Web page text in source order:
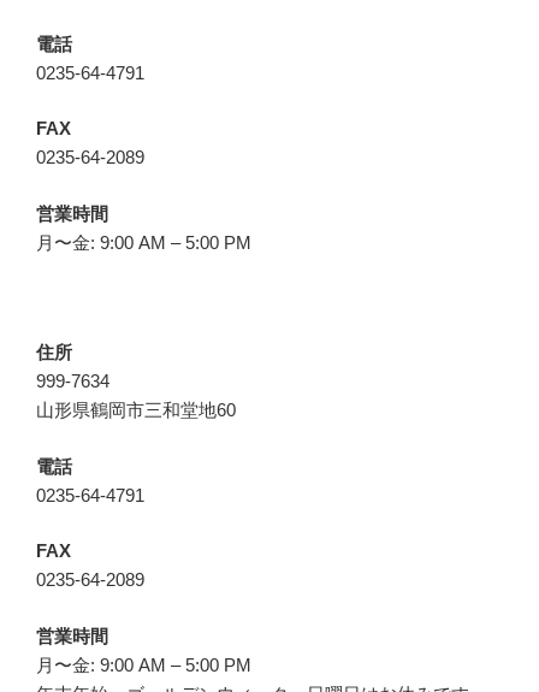
電話
0235-64-4791
FAX
0235-64-2089
営業時間
月〜金: 9:00 AM – 5:00 PM
住所
999-7634
山形県鶴岡市三和堂地60
電話
0235-64-4791
FAX
0235-64-2089
営業時間
月〜金: 9:00 AM – 5:00 PM